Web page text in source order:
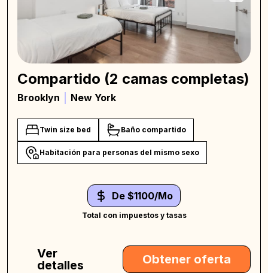
Compartido (2 camas completas)
Brooklyn New York
Twin size bed Baño compartido
Habitación para personas del mismo sexo
De $1100/Mo
Total con impuestos y tasas
Ver
detalles
Obtener oferta